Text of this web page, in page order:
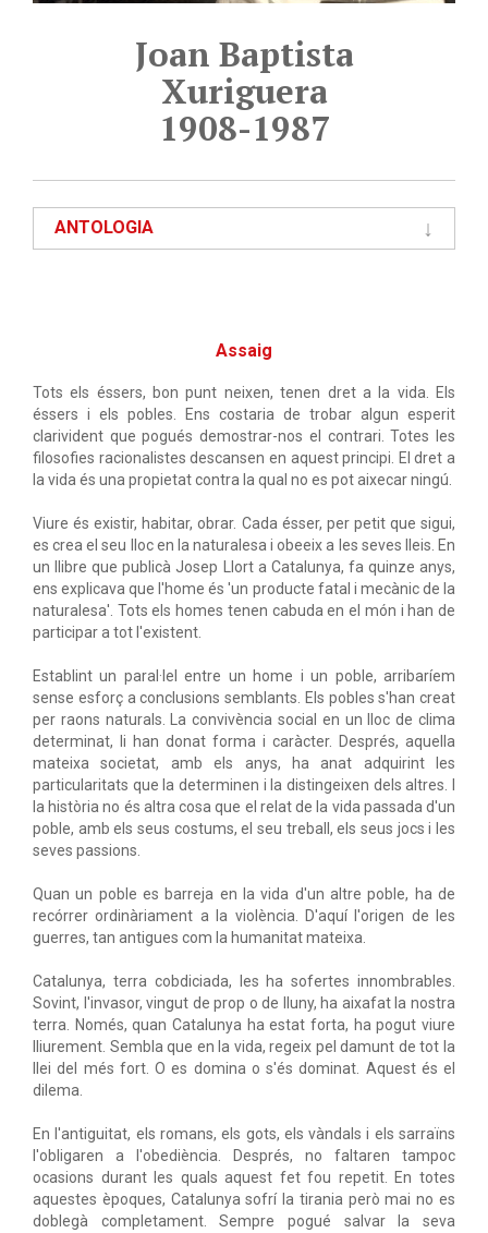
Joan Baptista
Xuriguera
1908-1987
ANTOLOGIA
Assaig
Tots els éssers, bon punt neixen, tenen dret a la vida. Els
éssers i els pobles. Ens costaria de trobar algun esperit
clarivident que pogués demostrar-nos el contrari. Totes les
filosofies racionalistes descansen en aquest principi. El dret a
la vida és una propietat contra la qual no es pot aixecar ningú.
Viure és existir, habitar, obrar. Cada ésser, per petit que sigui,
es crea el seu lloc en la naturalesa i obeeix a les seves lleis. En
un llibre que publicà Josep Llort a Catalunya, fa quinze anys,
ens explicava que l'home és 'un producte fatal i mecànic de la
naturalesa'. Tots els homes tenen cabuda en el món i han de
participar a tot l'existent.
Establint un paral·lel entre un home i un poble, arribaríem
sense esforç a conclusions semblants. Els pobles s'han creat
per raons naturals. La convivència social en un lloc de clima
determinat, li han donat forma i caràcter. Després, aquella
mateixa societat, amb els anys, ha anat adquirint les
particularitats que la determinen i la distingeixen dels altres. I
la història no és altra cosa que el relat de la vida passada d'un
poble, amb els seus costums, el seu treball, els seus jocs i les
seves passions.
Quan un poble es barreja en la vida d'un altre poble, ha de
recórrer ordinàriament a la violència. D'aquí l'origen de les
guerres, tan antigues com la humanitat mateixa.
Catalunya, terra cobdiciada, les ha sofertes innombrables.
Sovint, l'invasor, vingut de prop o de lluny, ha aixafat la nostra
terra. Només, quan Catalunya ha estat forta, ha pogut viure
lliurement. Sembla que en la vida, regeix pel damunt de tot la
llei del més fort. O es domina o s'és dominat. Aquest és el
dilema.
En l'antiguitat, els romans, els gots, els vàndals i els sarraïns
l'obligaren a l'obediència. Després, no faltaren tampoc
ocasions durant les quals aquest fet fou repetit. En totes
aquestes èpoques, Catalunya sofrí la tirania però mai no es
doblegà completament. Sempre pogué salvar la seva